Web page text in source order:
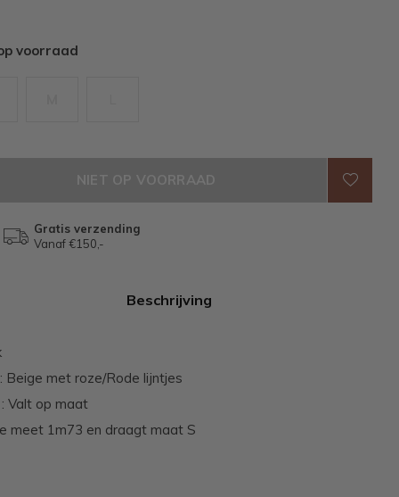
voorraad
NIET OP VOORRAAD
Gratis verzending
Vanaf €150,-
Beschrijving
Beige met roze/Rode lijntjes
Valt op maat
meet 1m73 en draagt maat S